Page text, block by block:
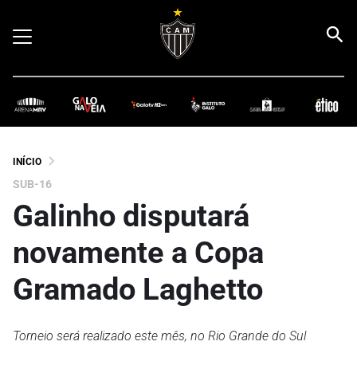
INÍCIO
SUB-16
Galinho disputará
novamente a Copa
Gramado Laghetto
Torneio será realizado este mês, no Rio Grande do Sul